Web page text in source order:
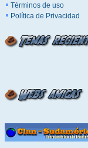
Términos de uso
Política de Privacidad